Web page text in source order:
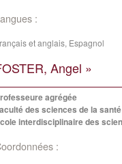
:
et anglais, Espagnol
Angel »
agrégée
des sciences de la santé
interdisciplinaire des
: